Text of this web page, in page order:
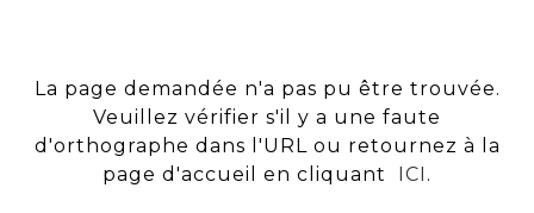
La page demandée n'a pas pu être trouvée.
Veuillez vérifier s'il y a une faute
d'orthographe dans l'URL ou retournez à la
page d'accueil en cliquant
ICI .